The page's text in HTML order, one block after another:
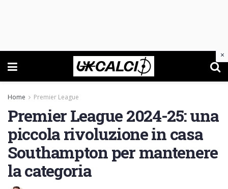
Home Premier League
Premier League 2024-25: una
piccola rivoluzione in casa
Southampton per mantenere
la categoria
×